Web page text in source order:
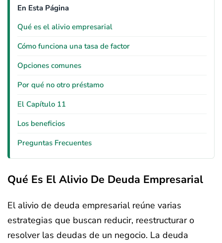
En Esta Página
Qué es el alivio empresarial
Cómo funciona una tasa de factor
Opciones comunes
Por qué no otro préstamo
El Capítulo 11
Los beneficios
Preguntas Frecuentes
Qué Es El Alivio De Deuda Empresarial
El alivio de deuda empresarial reúne varias
estrategias que buscan reducir, reestructurar o
resolver las deudas de un negocio. La deuda